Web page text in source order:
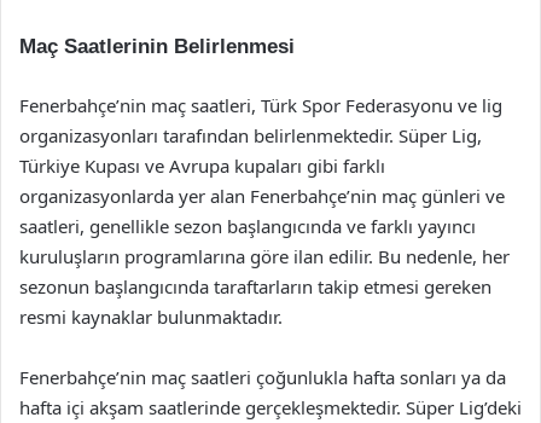
Maç Saatlerinin Belirlenmesi
Fenerbahçe’nin maç saatleri, Türk Spor Federasyonu ve lig
organizasyonları tarafından belirlenmektedir. Süper Lig,
Türkiye Kupası ve Avrupa kupaları gibi farklı
organizasyonlarda yer alan Fenerbahçe’nin maç günleri ve
saatleri, genellikle sezon başlangıcında ve farklı yayıncı
kuruluşların programlarına göre ilan edilir. Bu nedenle, her
sezonun başlangıcında taraftarların takip etmesi gereken
resmi kaynaklar bulunmaktadır.
Fenerbahçe’nin maç saatleri çoğunlukla hafta sonları ya da
hafta içi akşam saatlerinde gerçekleşmektedir. Süper Lig’deki